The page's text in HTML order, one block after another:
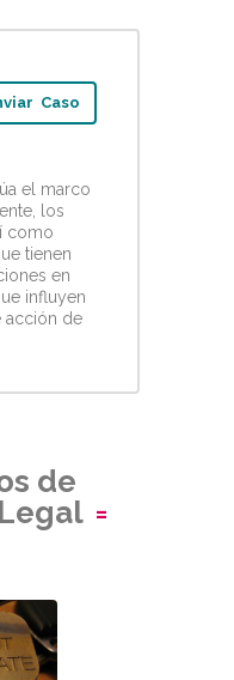
Caso
el marco
los
como
tienen
en
influyen
acción de
de